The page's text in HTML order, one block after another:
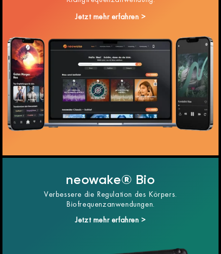
Jetzt mehr erfahren >
neowake® Bio
Verbessere die Regulation des Körpers.
Biofrequenzanwendungen.
Jetzt mehr erfahren >